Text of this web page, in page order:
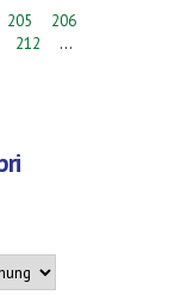
205
206
212
…